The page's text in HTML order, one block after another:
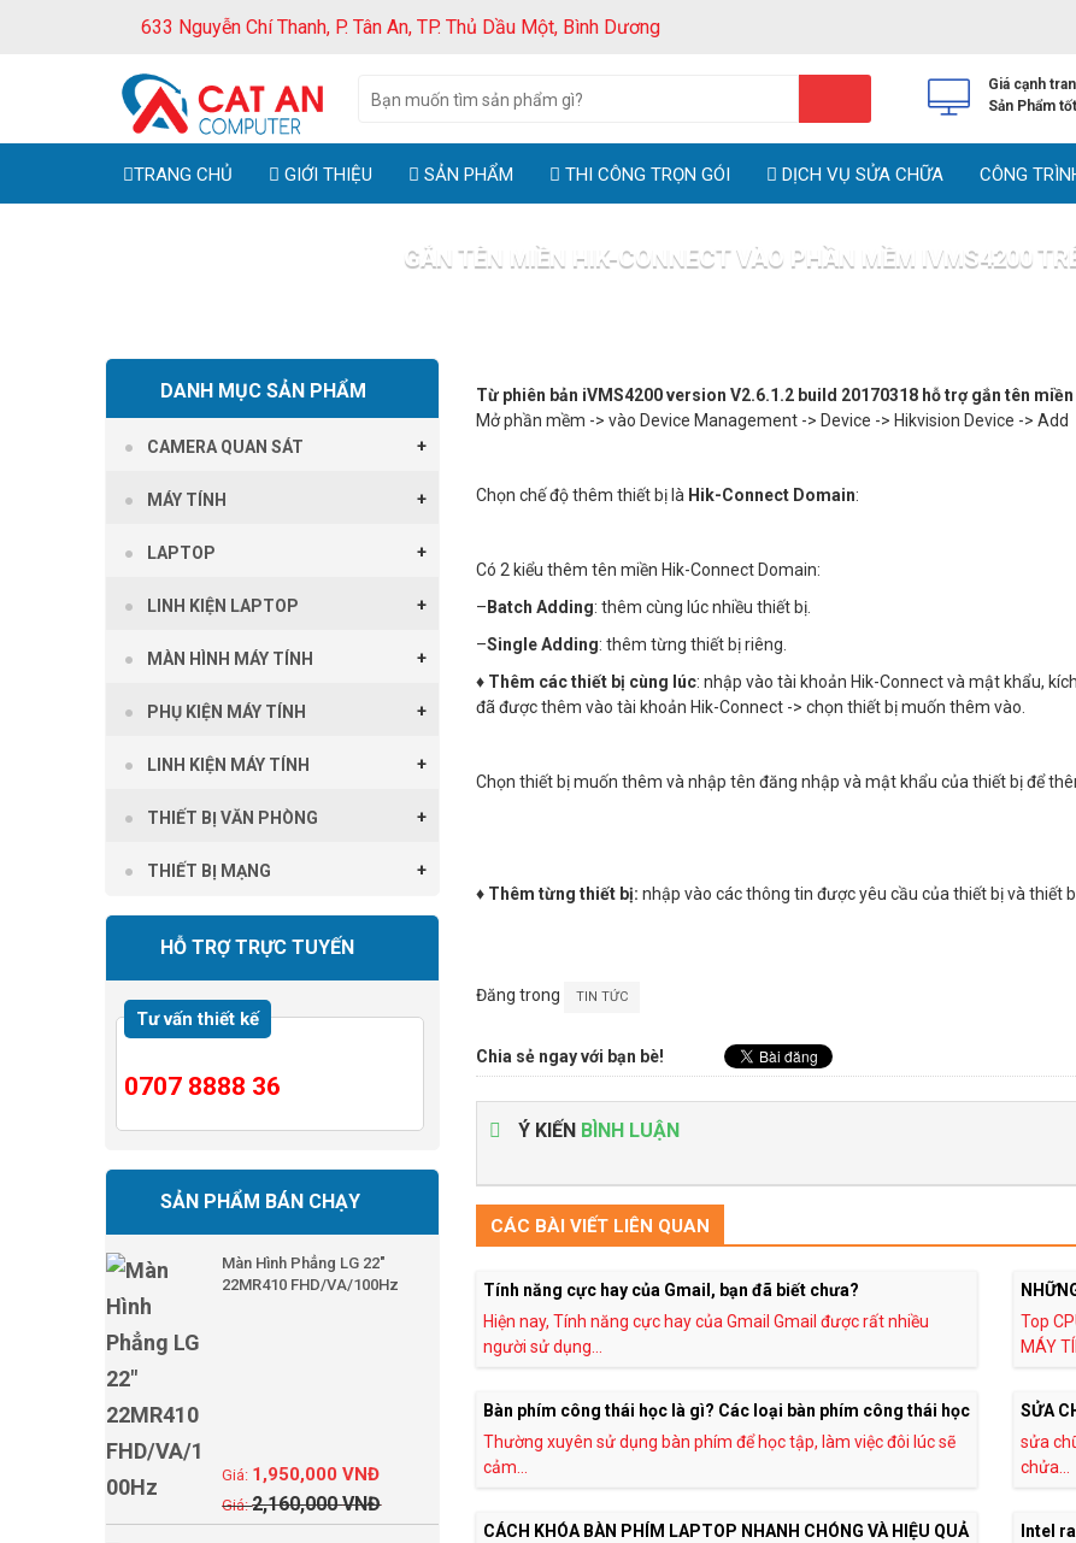
633 Nguyễn Chí Thanh, P. Tân An, TP. Thủ Dầu Một, Bình Dương
Giá cạnh
Sản Phẩm tốt
TRANG CHỦ GIỚI THIỆU SẢN PHẨM THI CÔNG TRỌN GÓI DỊCH VỤ SỬA CHỮA CÔNG
GẮN TÊN MIỀN HIK-CONNECT VÀO PHẦN MỀM IVMS4200
Từ phiên bản iVMS4200 version V2.6.1.2 build 20170318 hỗ trợ gắn tên
Mở phần mềm -> vào Device Management -> Device -> Hikvision Device -> Add
Chọn chế độ thêm thiết bị là Hik-Connect Domain:
Có 2 kiểu thêm tên miền Hik-Connect Domain:
– Batch Adding: thêm cùng lúc nhiều thiết bị.
–Single Adding: thêm từng thiết bị riêng.
♦ Thêm các thiết bị cùng lúc: nhập vào tài khoản Hik-Connect và mật khẩu,
đã được thêm vào tài khoản Hik-Connect -> chọn thiết bị muốn thêm vào.
Chọn thiết bị muốn thêm và nhập tên đăng nhập và mật khẩu của thiết bị để
♦ Thêm từng thiết bị: nhập vào các thông tin được yêu cầu của thiết bị và thiết
Đăng trong TIN TỨC
Chia sẻ ngay với bạn bè!
Ý KIẾN BÌNH LUẬN
CÁC BÀI VIẾT LIÊN QUAN
Tính năng cực hay của Gmail, bạn đã biết chưa?
Hiện nay, Tính năng cực hay của Gmail Gmail được rất nhiều
người sử dụng...
Top
MÁY
Bàn phím công thái học là gì? Các loại bàn phím công thái học
Thường xuyên sử dụng bàn phím để học tập, làm việc đôi lúc sẽ
cảm...
SỬA
sửa
chửa...
CÁCH KHÓA BÀN PHÍM LAPTOP NHANH CHÓNG VÀ HIỆU QUẢ
Intel
DANH MỤC SẢN PHẨM
CAMERA QUAN SÁT
MÁY TÍNH
LAPTOP
LINH KIỆN LAPTOP
MÀN HÌNH MÁY TÍNH
PHỤ KIỆN MÁY TÍNH
LINH KIỆN MÁY TÍNH
THIẾT BỊ VĂN PHÒNG
THIẾT BỊ MẠNG
HỖ TRỢ TRỰC TUYẾN
Tư vấn thiết kế
0707 8888 36
SẢN PHẨM BÁN CHẠY
Màn Hình Phẳng LG 22"
22MR410 FHD/VA/100Hz
2,160,000VNĐ
1,950,000VNĐ